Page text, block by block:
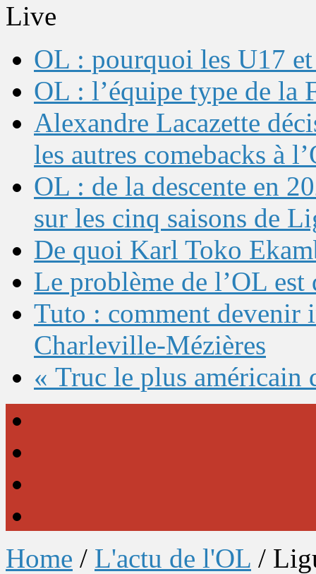
Live
OL : pourquoi les U17
OL : l’équipe type de la
Alexandre Lacazette
les autres comebacks à
OL : de la descente en
sur les cinq saisons de
De quoi Karl Toko
Le problème de l’OL
Tuto : comment devenir
Charleville-Mézières
« Truc le plus américain
Home / L'actu de l'OL /